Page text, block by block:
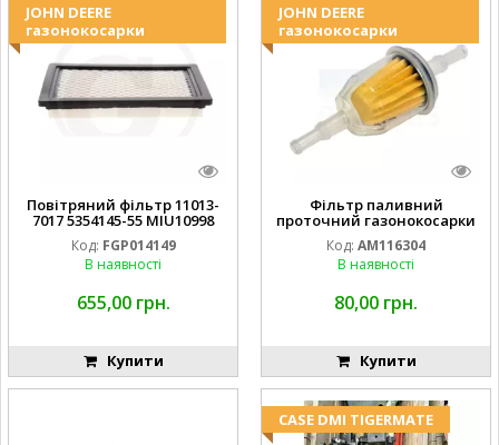
JOHN DEERE
газонокосарки
Повітряний фільтр 11013-
7017 5354145-55 MIU10998
Код: FGP014149
В наявності
655,00 грн.
Купити
JOHN DEERE
газонокосарки
Фільтр паливний
проточний газонокосарки
JOHN DEERE AM116304
GY20709
Код: AM116304
В наявності
80,00 грн.
Купити
CASE DMI TIGERMATE